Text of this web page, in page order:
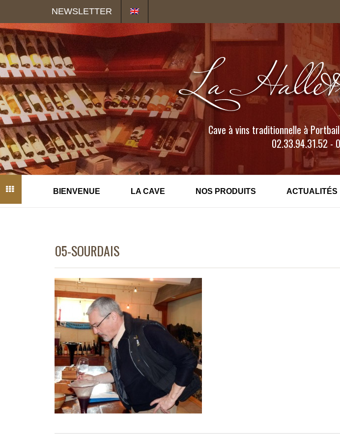
NEWSLETTER
Cave à vins traditionnelle à
02.33.94.31.52 -
BIENVENUE LA CAVE NOS PRODUITS ACTUALITÉS
05-SOURDAIS
Panneau de gestion des cookies